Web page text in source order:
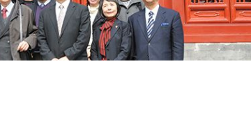
科學技術
生活